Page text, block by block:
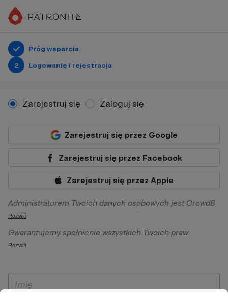
Próg wsparcia
2
Logowanie i rejestracja
Zarejestruj się Zaloguj się
Zarejestruj się przez Google
Zarejestruj się przez Facebook
Zarejestruj się przez Apple
Administratorem Twoich danych osobowych jest Crowd8
sp. z o.o. z siedziba w Warszawie, ul. Żwirki i Wigury 16, 02-
092 Warszawa. Twoje dane osobowe będą przetwarzane w
szczególności w celu wykonania umowy zawartej z Tobą, w
Patronite.pl, w tym możliwości dokonywania oraz
otrzymywania wsparcia na naszej platformie oraz
Rozwiń
Gwarantujemy spełnienie wszystkich Twoich praw
wynikających z ogólnego rozporządzenia o ochronie
ich przenoszenia, niepodlegania zautomatyzowanemu
Rozwiń